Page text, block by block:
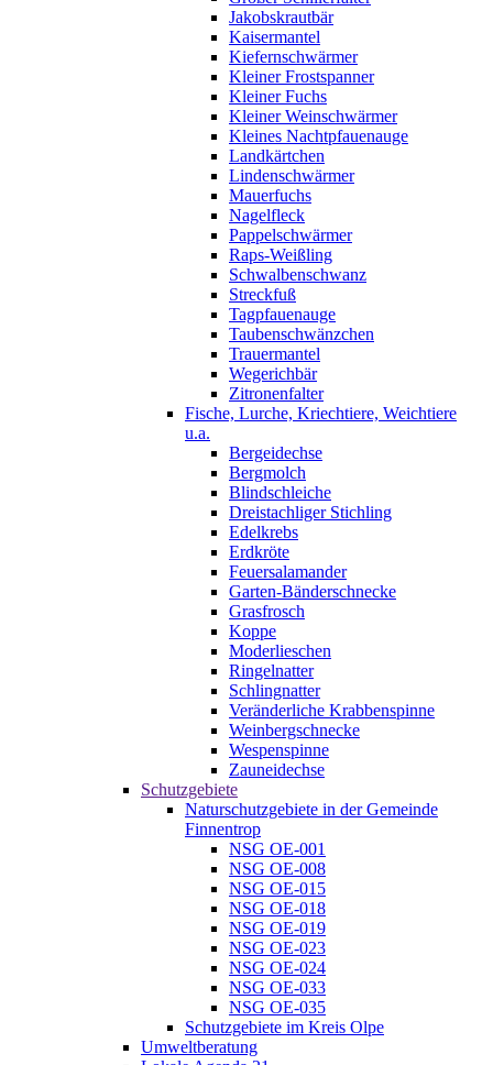
Jakobskrautbär
Kaisermantel
Kiefernschwärmer
Kleiner Frostspanner
Kleiner Fuchs
Kleiner Weinschwärmer
Kleines Nachtpfauenauge
Landkärtchen
Lindenschwärmer
Mauerfuchs
Nagelfleck
Pappelschwärmer
Raps-Weißling
Schwalbenschwanz
Streckfuß
Tagpfauenauge
Taubenschwänzchen
Trauermantel
Wegerichbär
Zitronenfalter
Fische, Lurche, Kriechtiere, Weichtiere
u.a.
Bergeidechse
Bergmolch
Blindschleiche
Dreistachliger Stichling
Edelkrebs
Erdkröte
Feuersalamander
Garten-Bänderschnecke
Grasfrosch
Koppe
Moderlieschen
Ringelnatter
Schlingnatter
Veränderliche Krabbenspinne
Weinbergschnecke
Wespenspinne
Zauneidechse
Schutzgebiete
Naturschutzgebiete in der Gemeinde
Finnentrop
NSG OE-001
NSG OE-008
NSG OE-015
NSG OE-018
NSG OE-019
NSG OE-023
NSG OE-024
NSG OE-033
NSG OE-035
Schutzgebiete im Kreis Olpe
Umweltberatung